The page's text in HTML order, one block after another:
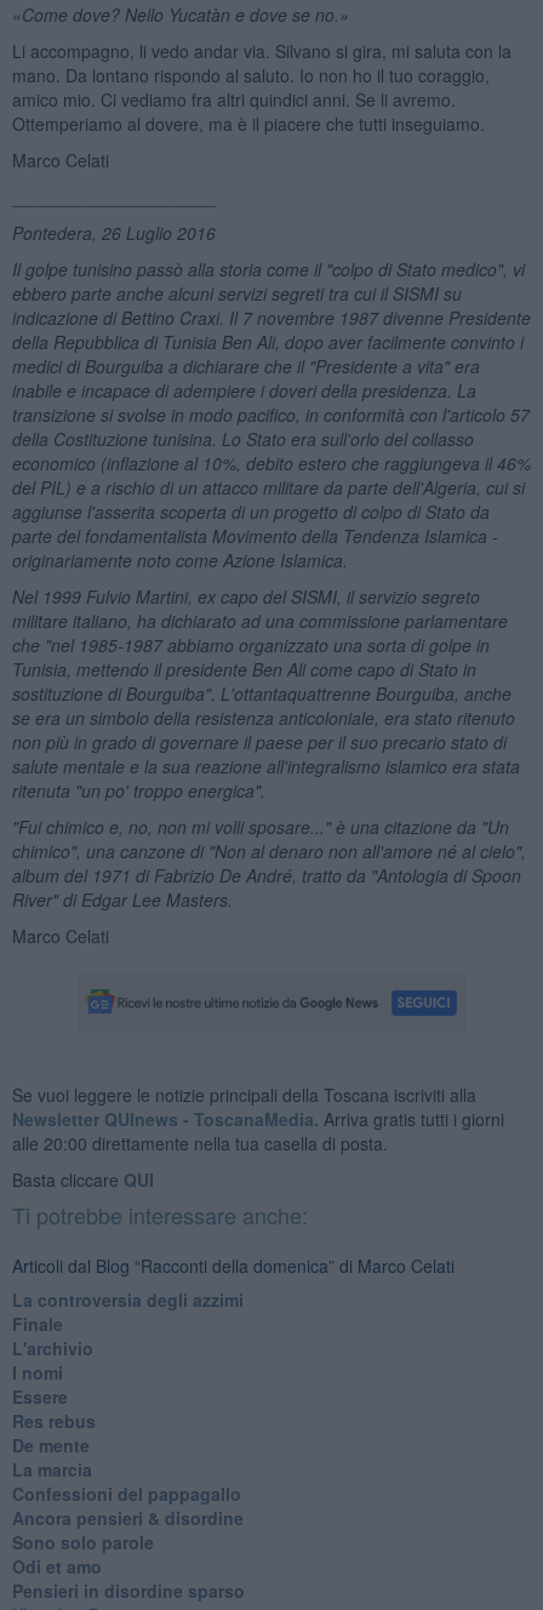
«Come dove? Nello Yucatàn e dove se no.»
Li accompagno, li vedo andar via. Silvano si gira, mi saluta con la
mano. Da lontano rispondo al saluto. Io non ho il tuo coraggio,
amico mio. Ci vediamo fra altri quindici anni. Se li avremo.
Ottemperiamo al dovere, ma è il piacere che tutti inseguiamo.
Marco Celati
Pontedera, 26 Luglio 2016
Il golpe tunisino passò alla storia come il "colpo di Stato medico", vi
ebbero parte anche alcuni servizi segreti tra cui il SISMI su
indicazione di Bettino Craxi. Il 7 novembre 1987 divenne Presidente
della Repubblica di Tunisia Ben Ali, dopo aver facilmente convinto i
medici di Bourguiba a dichiarare che il "Presidente a vita" era
inabile e incapace di adempiere i doveri della presidenza. La
transizione si svolse in modo pacifico, in conformità con l'articolo 57
della Costituzione tunisina. Lo Stato era sull'orlo del collasso
economico (inflazione al 10%, debito estero che raggiungeva il 46%
del PIL) e a rischio di un attacco militare da parte dell'Algeria, cui si
aggiunse l'asserita scoperta di un progetto di colpo di Stato da
parte del fondamentalista Movimento della Tendenza Islamica -
originariamente noto come Azione Islamica.
Nel 1999 Fulvio Martini, ex capo del SISMI, il servizio segreto
militare italiano, ha dichiarato ad una commissione parlamentare
che "nel 1985-1987 abbiamo organizzato una sorta di golpe in
Tunisia, mettendo il presidente Ben Ali come capo di Stato in
sostituzione di Bourguiba". L'ottantaquattrenne Bourguiba, anche
se era un simbolo della resistenza anticoloniale, era stato ritenuto
non più in grado di governare il paese per il suo precario stato di
salute mentale e la sua reazione all'integralismo islamico era stata
ritenuta "un po' troppo energica".
"Fui chimico e, no, non mi volli sposare..." è una citazione da "Un
chimico", una canzone di "Non al denaro non all'amore né al cielo",
album del 1971 di Fabrizio De André, tratto da "Antologia di Spoon
River" di Edgar Lee Masters.
Marco Celati
Se vuoi leggere le notizie principali della Toscana iscriviti alla
Newsletter QUInews - ToscanaMedia. Arriva gratis tutti i giorni
alle 20:00 direttamente nella tua casella di posta.
Basta cliccare QUI
Ti potrebbe interessare anche:
Articoli dal Blog “Racconti della domenica” di Marco Celati
La controversia degli azzimi
Finale
L'archivio
I nomi
Essere
Res rebus
De mente
La marcia
Confessioni del pappagallo
Ancora pensieri & disordine
Sono solo parole
Odi et amo
Pensieri in disordine sparso